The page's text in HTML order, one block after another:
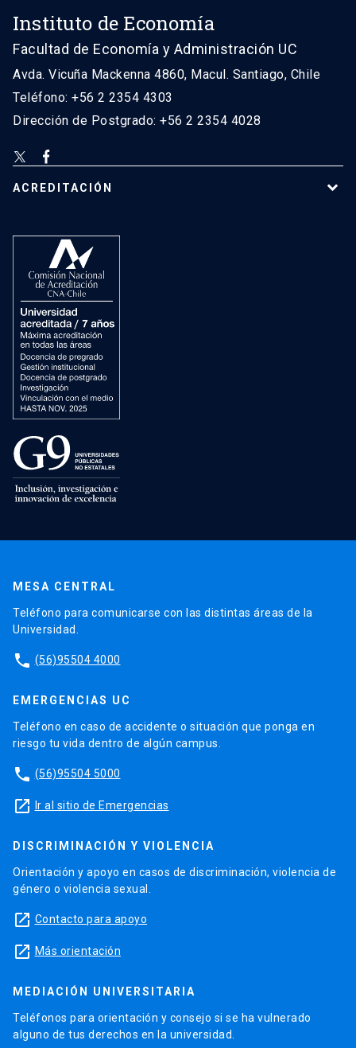
Instituto de Economía
Facultad de Economía y Administración UC
Avda. Vicuña Mackenna 4860, Macul. Santiago, Chile
Teléfono: +56 2 2354 4303
Dirección de Postgrado: +56 2 2354 4028
ACREDITACIÓN
MESA CENTRAL
Teléfono para comunicarse con las distintas áreas de la
Universidad.
phone (56)95504 4000
EMERGENCIAS UC
Teléfono en caso de accidente o situación que ponga en
riesgo tu vida dentro de algún campus.
phone (56)95504 5000
launch Ir al sitio de Emergencias
DISCRIMINACIÓN Y VIOLENCIA
Orientación y apoyo en casos de discriminación, violencia de
género o violencia sexual.
launch Contacto para apoyo
launch Más orientación
MEDIACIÓN UNIVERSITARIA
Teléfonos para orientación y consejo si se ha vulnerado
alguno de tus derechos en la universidad.